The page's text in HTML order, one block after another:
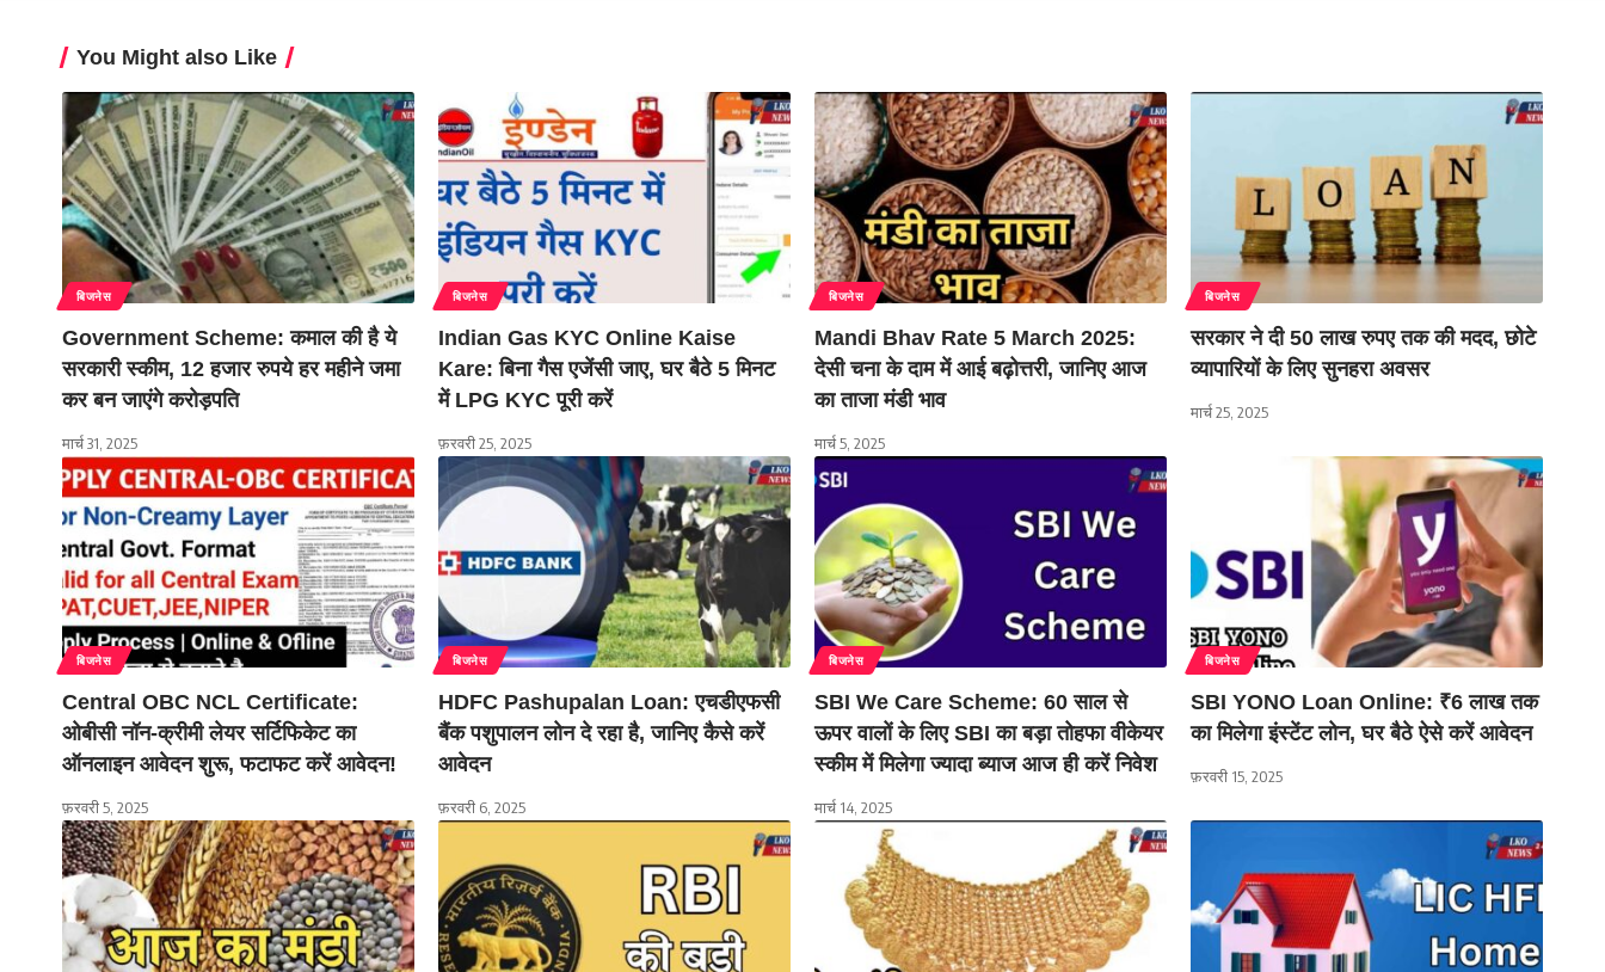
You Might also Like
बिजनेस
Government Scheme: कमाल की है ये
सरकारी स्कीम, 12 हजार रुपये हर महीने जमा
कर बन जाएंगे करोड़पति
मार्च 31, 2025
बिजनेस
Indian Gas KYC Online Kaise
Kare: बिना गैस एजेंसी जाए, घर बैठे 5 मिनट
में LPG KYC पूरी करें
फ़रवरी 25, 2025
बिजनेस
Mandi Bhav Rate 5 March 2025:
देसी चना के दाम में आई बढ़ोत्तरी, जानिए आज
का ताजा मंडी भाव
मार्च 5, 2025
बिजनेस
सरकार ने दी 50 लाख रुपए तक की मदद, छोटे
व्यापारियों के लिए सुनहरा अवसर
मार्च 25, 2025
बिजनेस
Central OBC NCL Certificate:
ओबीसी नॉन-क्रीमी लेयर सर्टिफिकेट का
ऑनलाइन आवेदन शुरू, फटाफट करें आवेदन!
फ़रवरी 5, 2025
बिजनेस
HDFC Pashupalan Loan: एचडीएफसी
बैंक पशुपालन लोन दे रहा है, जानिए कैसे करें
आवेदन
फ़रवरी 6, 2025
बिजनेस
SBI We Care Scheme: 60 साल से
ऊपर वालों के लिए SBI का बड़ा तोहफा वीकेयर
स्कीम में मिलेगा ज्यादा ब्याज आज ही करें निवेश
मार्च 14, 2025
बिजनेस
SBI YONO Loan Online: ₹6 लाख तक
का मिलेगा इंस्टेंट लोन, घर बैठे ऐसे करें आवेदन
फ़रवरी 15, 2025